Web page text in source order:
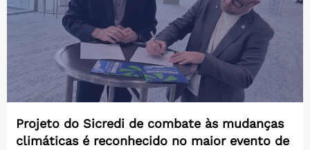
Projeto do Sicredi de combate às mudanças
climáticas é reconhecido no maior evento de